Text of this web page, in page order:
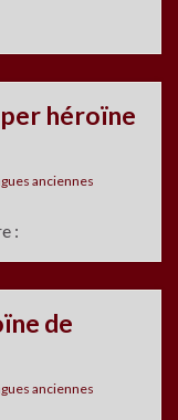
héroïne
anciennes
:
de
anciennes